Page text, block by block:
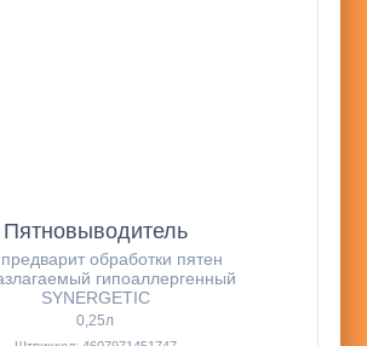
Пятновыводитель
обработки пятен
гипоаллергенный
SYNERGETIC
0,25л